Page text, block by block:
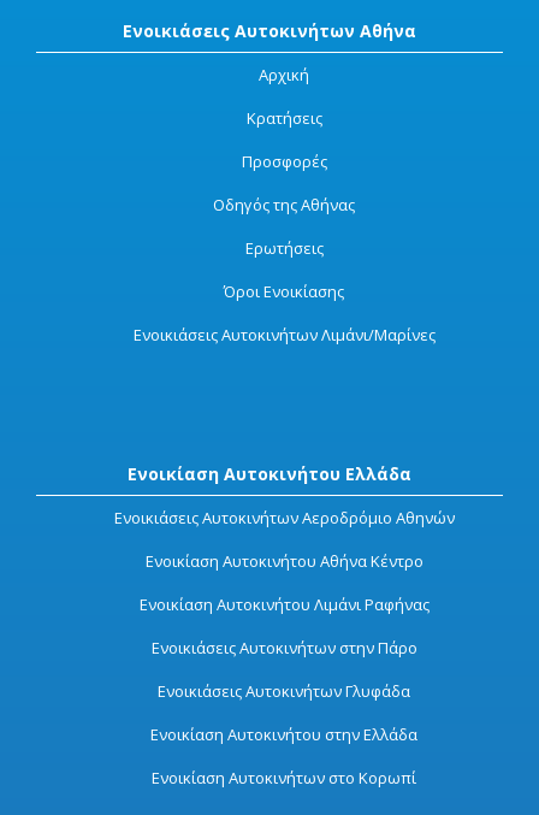
Ενοικιάσεις Αυτοκινήτων Αθήνα
Αρχική
Κρατήσεις
Προσφορές
Οδηγός της Αθήνας
Ερωτήσεις
Όροι Ενοικίασης
Ενοικιάσεις Αυτοκινήτων Λιμάνι/Μαρίνες
Ενοικίαση Αυτοκινήτου Ελλάδα
Ενοικιάσεις Αυτοκινήτων Αεροδρόμιο Αθηνών
Ενοικίαση Αυτοκινήτου Αθήνα Κέντρο
Ενοικίαση Αυτοκινήτου Λιμάνι Ραφήνας
Ενοικιάσεις Αυτοκινήτων στην Πάρο
Ενοικιάσεις Αυτοκινήτων Γλυφάδα
Ενοικίαση Αυτοκινήτου στην Ελλάδα
Ενοικίαση Αυτοκινήτων στο Κορωπί